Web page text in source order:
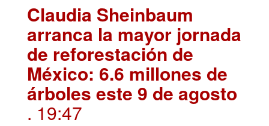
Claudia Sheinbaum
arranca la mayor jornada
de reforestación de
México: 6.6 millones de
árboles este 9 de agosto
. 19:47